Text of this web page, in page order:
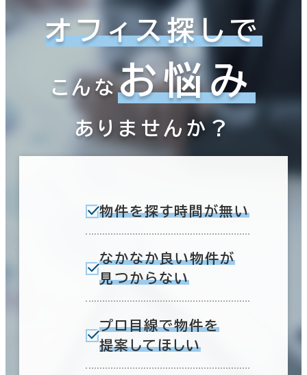
オフィス探しで
こんなお悩み
ありませんか？
物件を探す時間が無い
なかなか良い物件が
見つからない
プロ目線で物件を
提案してほしい